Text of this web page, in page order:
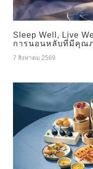
Sleep Well, Live
การนอนหลับที่มีคุณ
7 สิงหาคม 2569